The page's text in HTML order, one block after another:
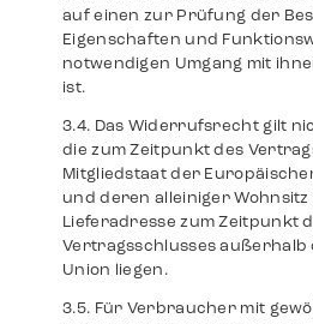
auf einen zur Prüfung der
Eigenschaften und
notwendigen Umgang mit
ist.
Das Widerrufsrecht gilt
die zum Zeitpunkt des
Mitgliedstaat der
und deren alleiniger
Lieferadresse zum Zeitpunkt
Vertragsschlusses außerhalb
Union liegen.
Für Verbraucher mit